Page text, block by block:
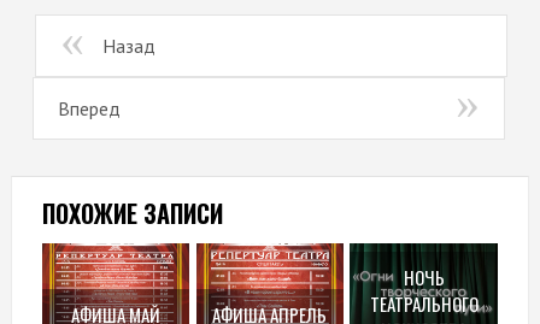
Назад
Вперед
ПОХОЖИЕ ЗАПИСИ
АФИША МАЙ АФИША АПРЕЛЬ
НОЧЬ
ТЕАТРАЛЬНОГО